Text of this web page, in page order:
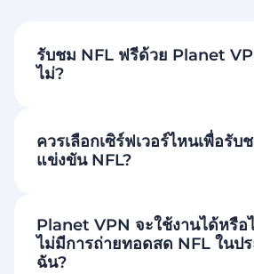
รับชม NFL ฟรีด้วย Planet
ไม่?
ควรเลือกเซิร์ฟเวอร์ไหนเพื่อรับ
แข่งขัน NFL?
Planet VPN จะใช้งานได้หรือ
ไม่มีการถ่ายทอดสด NFL ในปร
ฉัน?